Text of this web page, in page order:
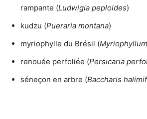
rampante (Ludwigia peploides)
kudzu (Pueraria montana)
myriophylle du Brésil (
renouée perfoliée (Persicaria
séneçon en arbre (Baccharis